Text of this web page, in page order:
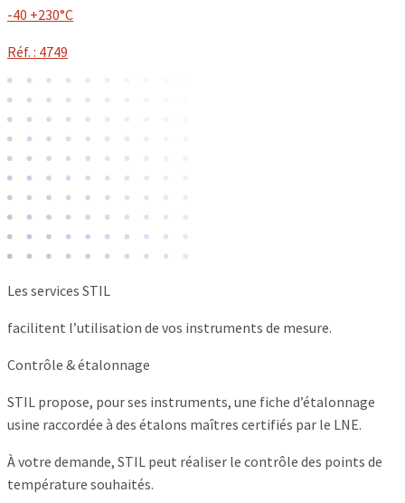
-40 +230°C
Réf. : 4749
Les services STIL
facilitent l’utilisation de vos instruments de mesure.
Contrôle & étalonnage
STIL propose, pour ses instruments, une fiche d’étalonnage
usine raccordée à des étalons maîtres certifiés par le LNE.
À votre demande, STIL peut réaliser le contrôle des points de
température souhaités.